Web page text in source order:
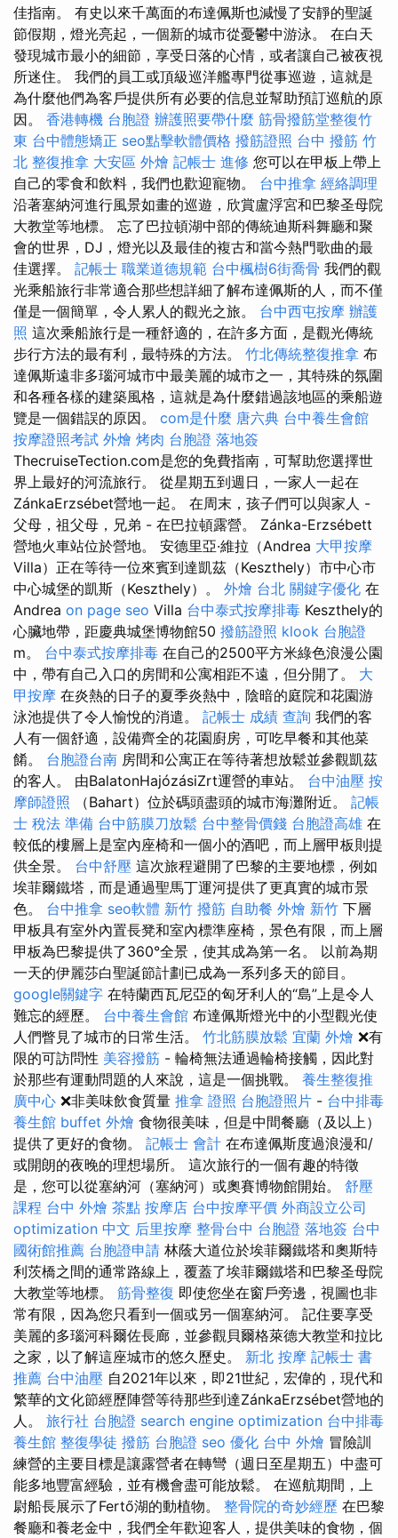
佳指南。 有史以來千萬面的布達佩斯也減慢了安靜的聖誕
節假期，燈光亮起，一個新的城市從憂鬱中游泳。 在白天
發現城市最小的細節，享受日落的心情，或者讓自己被夜視
所迷住。 我們的員工或頂級巡洋艦專門從事巡遊，這就是
為什麼他們為客戶提供所有必要的信息並幫助預訂巡航的原
因。 香港轉機 台胞證 辦護照要帶什麼 筋骨撥筋堂整復竹
東 台中體態矯正 seo點擊軟體價格 撥筋證照 台中 撥筋 竹
北 整復推拿 大安區 外燴 記帳士 進修 您可以在甲板上帶上
自己的零食和飲料，我們也歡迎寵物。 台中推拿 經絡調理
沿著塞納河進行風景如畫的巡遊，欣賞盧浮宮和巴黎圣母院
大教堂等地標。 忘了巴拉頓湖中部的傳統迪斯科舞廳和聚
會的世界，DJ，燈光以及最佳的複古和當今熱門歌曲的最
佳選擇。 記帳士 職業道德規範 台中楓樹6街喬骨 我們的觀
光乘船旅行非常適合那些想詳細了解布達佩斯的人，而不僅
僅是一個簡單，令人累人的觀光之旅。 台中西屯按摩 辦護
照 這次乘船旅行是一種舒適的，在許多方面，是觀光傳統
步行方法的最有利，最特殊的方法。 竹北傳統整復推拿 布
達佩斯遠非多瑙河城市中最美麗的城市之一，其特殊的氛圍
和各種各樣的建築風格，這就是為什麼錯過該地區的乘船遊
覽是一個錯誤的原因。 com是什麼 唐六典 台中養生會館
按摩證照考試 外燴 烤肉 台胞證 落地簽
ThecruiseTection.com是您的免費指南，可幫助您選擇世
界上最好的河流旅行。 從星期五到週日，一家人一起在
ZánkaErzsébet營地一起。 在周末，孩子們可以與家人 -
父母，祖父母，兄弟 - 在巴拉頓露營。 Zánka-Erzsébett
營地火車站位於營地。 安德里亞·維拉（Andrea 大甲按摩
Villa）正在等待一位來賓到達凱茲（Keszthely）市中心市
中心城堡的凱斯（Keszthely）。 外燴 台北 關鍵字優化 在
Andrea on page seo Villa 台中泰式按摩排毒 Keszthely的
心臟地帶，距慶典城堡博物館50 撥筋證照 klook 台胞證
m。 台中泰式按摩排毒 在自己的2500平方米綠色浪漫公園
中，帶有自己入口的房間和公寓相距不遠，但分開了。 大
甲按摩 在炎熱的日子的夏季炎熱中，陰暗的庭院和花園游
泳池提供了令人愉悅的消遣。 記帳士 成績 查詢 我們的客
人有一個舒適，設備齊全的花園廚房，可吃早餐和其他菜
餚。 台胞證台南 房間和公寓正在等待著想放鬆並參觀凱茲
的客人。 由BalatonHajózásiZrt運營的車站。 台中油壓 按
摩師證照 （Bahart）位於碼頭盡頭的城市海灘附近。 記帳
士 稅法 準備 台中筋膜刀放鬆 台中整骨價錢 台胞證高雄 在
較低的樓層上是室內座椅和一個小的酒吧，而上層甲板則提
供全景。 台中舒壓 這次旅程避開了巴黎的主要地標，例如
埃菲爾鐵塔，而是通過聖馬丁運河提供了更真實的城市景
色。 台中推拿 seo軟體 新竹 撥筋 自助餐 外燴 新竹 下層
甲板具有室外內置長凳和室內標準座椅，景色有限，而上層
甲板為巴黎提供了360°全景，使其成為第一名。 以前為期
一天的伊麗莎白聖誕節計劃已成為一系列多天的節目。
google關鍵字 在特蘭西瓦尼亞的匈牙利人的“島”上是令人
難忘的經歷。 台中養生會館 布達佩斯燈光中的小型觀光使
人們瞥見了城市的日常生活。 竹北筋膜放鬆 宜蘭 外燴 ❌有
限的可訪問性 美容撥筋 - 輪椅無法通過輪椅接觸，因此對
於那些有運動問題的人來說，這是一個挑戰。 養生整復推
廣中心 ❌非美味飲食質量 推拿 證照 台胞證照片 - 台中排毒
養生館 buffet 外燴 食物很美味，但是中間餐廳（及以上）
提供了更好的食物。 記帳士 會計 在布達佩斯度過浪漫和/
或開朗的夜晚的理想場所。 這次旅行的一個有趣的特徵
是，您可以從塞納河（塞納河）或奧賽博物館開始。 舒壓
課程 台中 外燴 茶點 按摩店 台中按摩平價 外商設立公司
optimization 中文 后里按摩 整骨台中 台胞證 落地簽 台中
國術館推薦 台胞證申請 林蔭大道位於埃菲爾鐵塔和奧斯特
利茨橋之間的通常路線上，覆蓋了埃菲爾鐵塔和巴黎圣母院
大教堂等地標。 筋骨整復 即使您坐在窗戶旁邊，視圖也非
常有限，因為您只看到一個或另一個塞納河。 記住要享受
美麗的多瑙河科爾佐長廊，並參觀貝爾格萊德大教堂和拉比
之家，以了解這座城市的悠久歷史。 新北 按摩 記帳士 書
推薦 台中油壓 自2021年以來，即21世紀，宏偉的，現代和
繁華的文化節經歷陣營等待那些到達ZánkaErzsébet營地的
人。 旅行社 台胞證 search engine optimization 台中排毒
養生館 整復學徒 撥筋 台胞證 seo 優化 台中 外燴 冒險訓
練營的主要目標是讓露營者在轉彎（週日至星期五）中盡可
能多地豐富經驗，並有機會盡可能放鬆。 在巡航期間，上
尉船長展示了Fertő湖的動植物。 整骨院的奇妙經歷 在巴黎
餐廳和養老金中，我們全年歡迎客人，提供美味的食物，個